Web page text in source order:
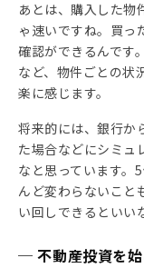
あとは、購入した物
ゃ速いですね。買っ
確認ができるんです
など、物件ごとの状
楽に感じます。
将来的には、銀行か
た場合などにシミュ
なと思っています。
んど変わらないこと
い回しできるといい
─ 不動産投資を始